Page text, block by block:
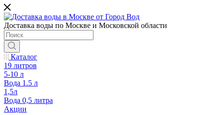
Доставка воды по Москве и Московской области
Каталог
19 литров
5-10 л
Вода 1.5 л
1,5л
Вода 0,5 литра
Акции